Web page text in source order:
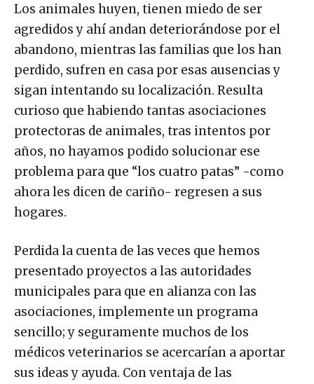
Los animales huyen, tienen miedo de ser
agredidos y ahí andan deteriorándose por el
abandono, mientras las familias que los han
perdido, sufren en casa por esas ausencias y
sigan intentando su localización. Resulta
curioso que habiendo tantas asociaciones
protectoras de animales, tras intentos por
años, no hayamos podido solucionar ese
problema para que “los cuatro patas” -como
ahora les dicen de cariño- regresen a sus
hogares.
Perdida la cuenta de las veces que hemos
presentado proyectos a las autoridades
municipales para que en alianza con las
asociaciones, implemente un programa
sencillo; y seguramente muchos de los
médicos veterinarios se acercarían a aportar
sus ideas y ayuda. Con ventaja de las